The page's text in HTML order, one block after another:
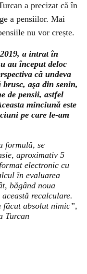
a precizat că în
a pensiilor. Mai
nu vor crește.
a intrat în
au început deloc
că undeva
brusc, aşa din senin,
de pensii, astfel
minciună este
pe care le-am
formulă, se
aproximativ 5
electronic cu
în evaluarea
băgând noua
recalculare.
făcut absolut nimic”,
Turcan